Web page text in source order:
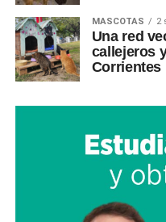
MASCOTAS 2
Una red
callejeros
Corrientes